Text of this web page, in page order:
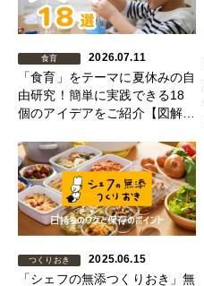
食育 2026.07.11
「食育」をテーマに夏休みの自
由研究！簡単に実践できる18
個のアイデアをご紹介【図解あ
つくりおき 2025.06.15
「シェフの無添つくりおき」無